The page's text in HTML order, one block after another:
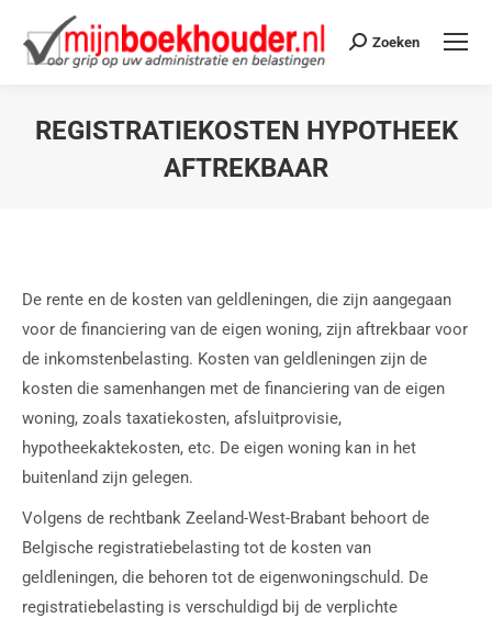
Zoeken
REGISTRATIEKOSTEN HYPOTHEEK
AFTREKBAAR
De rente en de kosten van geldleningen, die zijn aangegaan
voor de financiering van de eigen woning, zijn aftrekbaar voor
de inkomstenbelasting. Kosten van geldleningen zijn de
kosten die samenhangen met de financiering van de eigen
woning, zoals taxatiekosten, afsluitprovisie,
hypotheekaktekosten, etc. De eigen woning kan in het
buitenland zijn gelegen.
Volgens de rechtbank Zeeland-West-Brabant behoort de
Belgische registratiebelasting tot de kosten van
geldleningen, die behoren tot de eigenwoningschuld. De
registratiebelasting is verschuldigd bij de verplichte